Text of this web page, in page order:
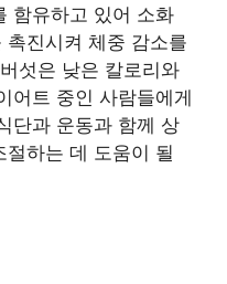
함유하고 있어 소화
진시켜 체중 감소를
섯은 낮은 칼로리와
어트 중인 사람들에게
단과 운동과 함께 상
하는 데 도움이 될